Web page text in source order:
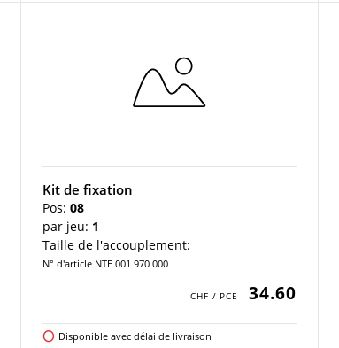
Kit de fixation
Pos: 08
par jeu: 1
Taille de l'accouplement:
N° d'article NTE 001 970 000
34.60
Disponible avec délai de livraison